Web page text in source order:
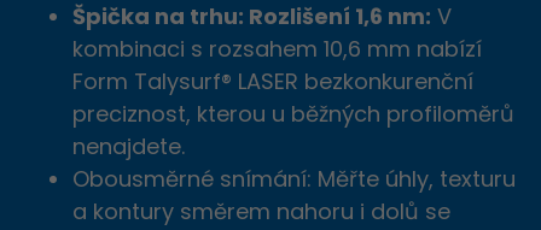
Špička na trhu: Rozlišení 1,6 nm: V
kombinaci s rozsahem 10,6 mm nabízí
Form Talysurf® LASER bezkonkurenční
preciznost, kterou u běžných profiloměrů
nenajdete.
Obousměrné snímání: Měřte úhly, texturu
a kontury směrem nahoru i dolů se
REGISTROVAT
Děkujeme
za Vaš hlas.